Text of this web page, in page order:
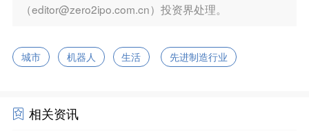
（editor@zero2ipo.com.cn）投资界处理。
城市 机器人 生活 先进制造行业
相关资讯